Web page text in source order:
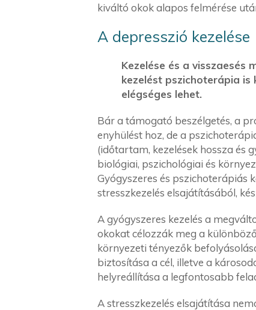
kiváltó okok alapos felmérése
A depresszió kezelése
Kezelése és a visszaesés
kezelést pszichoterápia is
elégséges lehet.
Bár a támogató beszélgetés, a
enyhülést hoz, de a
(időtartam, kezelések hossza és
biológiai, pszichológiai és
Gyógyszeres és pszichoterápiás
stresszkezelés elsajátításából,
A gyógyszeres kezelés a
okokat célozzák meg a
környezeti tényezők
biztosítása a cél, illetve a
helyreállítása a legfontosabb
A stresszkezelés elsajátítása